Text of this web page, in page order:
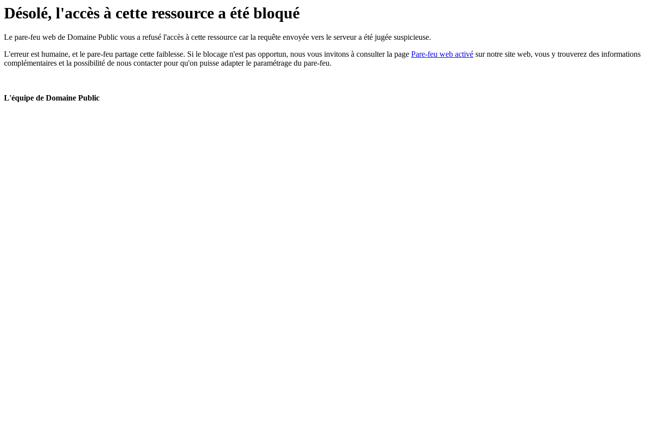
Désolé, l'accès à cette ressource a été bloqué
Le pare-feu web de Domaine Public vous a refusé l'accès à cette ressource car la requête envoyée vers le serveur a été jugée suspicieuse.
L'erreur est humaine, et le pare-feu partage cette faiblesse. Si le blocage n'est pas opportun, nous vous invitons à consulter la page Pare-feu web activé sur notre site web, vous y trouverez des informations
complémentaires et la possibilité de nous contacter pour qu'on puisse adapter le paramétrage du pare-feu.
L'équipe de Domaine Public